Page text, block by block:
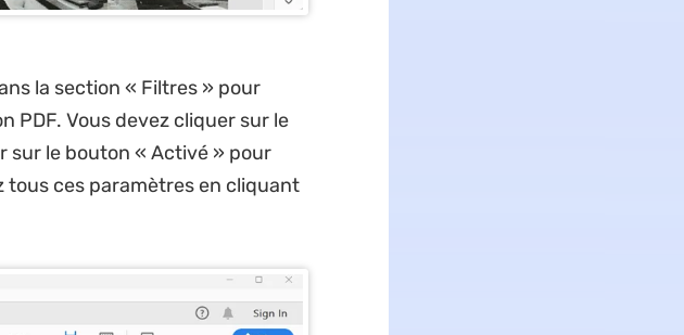
la section « Filtres » pour
PDF. Vous devez cliquer sur le
sur le bouton « Activé » pour
tous ces paramètres en cliquant